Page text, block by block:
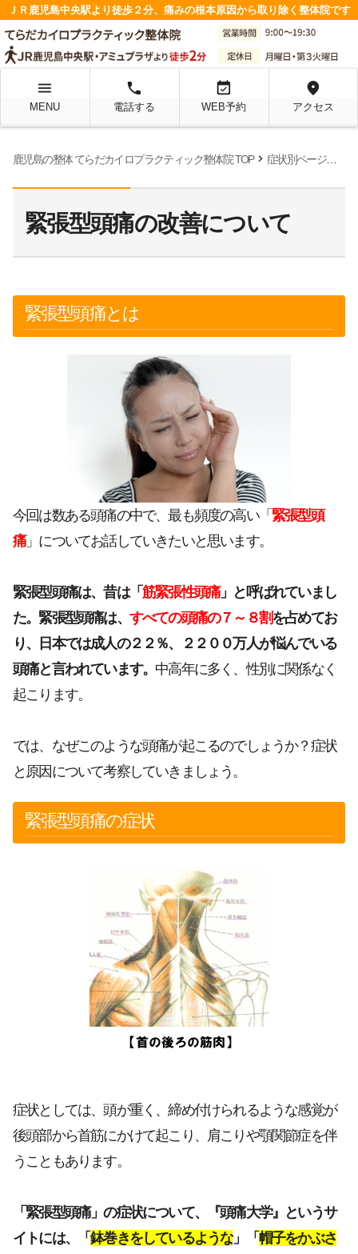
ＪＲ鹿児島中央駅より徒歩２分、痛みの根本原因から取り除く整体院です
menu
MENU
local_phone
電話する
event_available
WEB予約
location_on
アクセス
鹿児島の整体 てらだカイロプラクティック整体院 TOPchevron_right 症状別ページchevron_right
緊張型頭痛の改善について
緊張型頭痛とは
今回は数ある頭痛の中で、最も頻度の高い「 緊張型頭
痛」についてお話していきたいと思います。
緊張型頭痛は、昔は「筋緊張性頭痛」と呼ばれていまし
た。緊張型頭痛は、 すべての頭痛の７～８割を占めてお
り、日本では成人の２２％、２２００万人が悩んでいる
頭痛と言われています。 中高年に多く、性別に関係なく
起こります。
では、なぜこのような頭痛が起こるのでしょうか？症状
と原因について考察していきましょう。
緊張型頭痛の症状
症状としては、頭が重く、締め付けられるような感覚が
後頭部から首筋にかけて起こり、肩こりや顎関節症を伴
うこともあります。
「緊張型頭痛」の症状について、『頭痛大学』というサ
イトには、「鉢巻きをしているような」「帽子をかぶさ